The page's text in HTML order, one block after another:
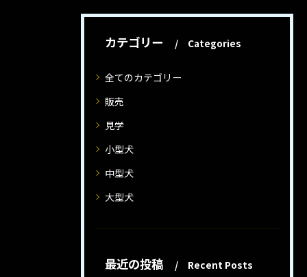
カテゴリー Categories
全てのカテゴリー
販売
見学
小型犬
中型犬
大型犬
最近の投稿 Recent Posts